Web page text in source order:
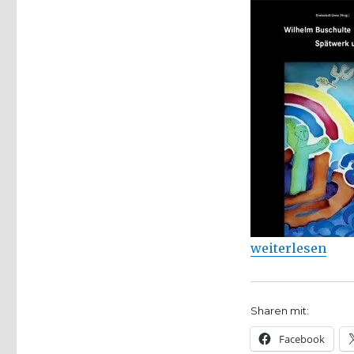
„Kreisstadt
weiterlesen
Sharen mit:
Facebook